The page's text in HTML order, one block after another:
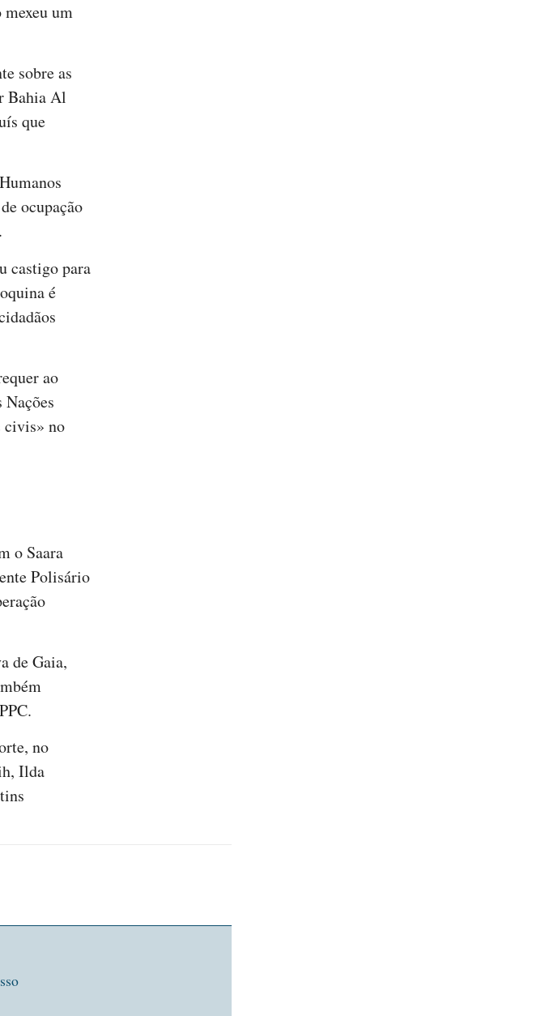
um
sobre as
Bahia Al
que
ocupação
castigo para
é
ao
civis» no
o Saara
Polisário
de Gaia,
no
Ilda